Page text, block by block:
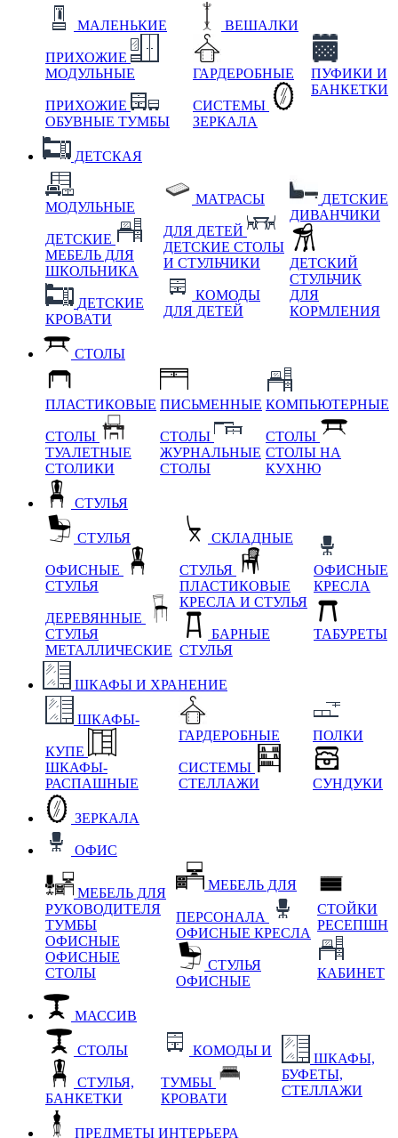
МАЛЕНЬКИЕ
ПРИХОЖИЕ
МОДУЛЬНЫЕ
ПРИХОЖИЕ
ОБУВНЫЕ ТУМБЫ
ВЕШАЛКИ
ГАРДЕРОБНЫЕ
СИСТЕМЫ
ЗЕРКАЛА
ПУФИКИ И
БАНКЕТКИ
ДЕТСКАЯ
МОДУЛЬНЫЕ
ДЕТСКИЕ
МЕБЕЛЬ ДЛЯ
ШКОЛЬНИКА
ДЕТСКИЕ
КРОВАТИ
МАТРАСЫ
ДЛЯ ДЕТЕЙ
ДЕТСКИЕ СТОЛЫ
И СТУЛЬЧИКИ
КОМОДЫ
ДЛЯ ДЕТЕЙ
ДЕТСКИЕ
ДИВАНЧИКИ
ДЕТСКИЙ
СТУЛЬЧИК
ДЛЯ
КОРМЛЕНИЯ
СТОЛЫ
ПЛАСТИКОВЫЕ
СТОЛЫ
ТУАЛЕТНЫЕ
СТОЛИКИ
ПИСЬМЕННЫЕ
СТОЛЫ
ЖУРНАЛЬНЫЕ
СТОЛЫ
КОМПЬЮТЕРНЫЕ
СТОЛЫ
СТОЛЫ НА
КУХНЮ
СТУЛЬЯ
СТУЛЬЯ
ОФИСНЫЕ
СТУЛЬЯ
ДЕРЕВЯННЫЕ
СТУЛЬЯ
МЕТАЛЛИЧЕСКИЕ
СКЛАДНЫЕ
СТУЛЬЯ
ПЛАСТИКОВЫЕ
КРЕСЛА И СТУЛЬЯ
БАРНЫЕ
СТУЛЬЯ
ОФИСНЫЕ
КРЕСЛА
ТАБУРЕТЫ
ШКАФЫ И ХРАНЕНИЕ
ШКАФЫ-
КУПЕ
ШКАФЫ-
РАСПАШНЫЕ
ГАРДЕРОБНЫЕ
СИСТЕМЫ
СТЕЛЛАЖИ
ПОЛКИ
СУНДУКИ
ЗЕРКАЛА
ОФИС
МЕБЕЛЬ ДЛЯ
РУКОВОДИТЕЛЯ
ТУМБЫ
ОФИСНЫЕ
ОФИСНЫЕ
СТОЛЫ
МЕБЕЛЬ ДЛЯ
ПЕРСОНАЛА
ОФИСНЫЕ КРЕСЛА
СТУЛЬЯ
ОФИСНЫЕ
СТОЙКИ
РЕСЕПШН
КАБИНЕТ
МАССИВ
СТОЛЫ
СТУЛЬЯ,
БАНКЕТКИ
КОМОДЫ И
ТУМБЫ
КРОВАТИ
ШКАФЫ,
БУФЕТЫ,
СТЕЛЛАЖИ
ПРЕДМЕТЫ ИНТЕРЬЕРА